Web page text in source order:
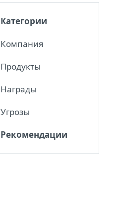
Категории
Компания
Продукты
Награды
Угрозы
Рекомендации